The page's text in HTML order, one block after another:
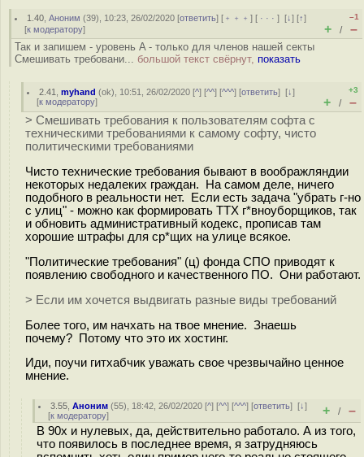
1.40 ,Аноним (39), 10:23, 26/02/2020 [ответить] [ ﹢﹢﹢] [ · · ·][↓] [↑]
[к модератору]
–1
+ / –
Так и запишем - уровень A - только для членов нашей секты
Смешивать требовани... большой текст свёрнут, показать
2.41 ,myhand (ok), 10:51, 26/02/2020 [^] [^^] [^^^] [ответить][↓]
[к модератору]
+3
+ / –
> Смешивать требования к пользователям софта с
техническими требованиями к самому софту, чисто
политическими требованиями
Чисто технические требования бывают в воображляндии
некоторых недалеких граждан. На самом деле, ничего
подобного в реальности нет. Если есть задача "убрать г-но
с улиц" - можно как формировать ТТХ г*вноуборщиков, так
и обновить административный кодекс, прописав там
хорошие штрафы для ср*щих на улице всякое.
"Политические требования" (ц) фонда СПО приводят к
появлению свободного и качественного ПО. Они работают.
> Если им хочется выдвигать разные виды требований
Более того, им начхать на твое мнение. Знаешь
почему? Потому что это их хостинг.
Иди, поучи гитхабчик уважать свое чрезвычайно ценное
мнение.
3.55 ,Аноним (55), 18:42, 26/02/2020 [^] [^^] [^^^] [ответить][↓]
[к модератору] + / –
В 90х и нулевых, да, действительно работало. А из того,
что появилось в последнее время, я затрудняюсь